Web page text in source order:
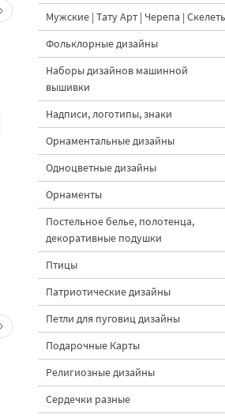
Новогодние морковки и
кролик — набор
дизайнов машинной
вышивки - 4 размера
800 руб.| В корзину
Кролик украшает ёлку
морковками дизайн
машинной вышивки - 3
размера
Мужские | Тату Арт | Черепа |
Фольклорные дизайны
Наборы дизайнов машинной
вышивки
Надписи, логотипы, знаки
Орнаментальные дизайны
Одноцветные дизайны
Орнаменты
Постельное белье, полотенца,
декоративные подушки
Птицы
Патриотические дизайны
Петли для пуговиц дизайны
Подарочные Карты
Религиозные дизайны
Сердечки разные